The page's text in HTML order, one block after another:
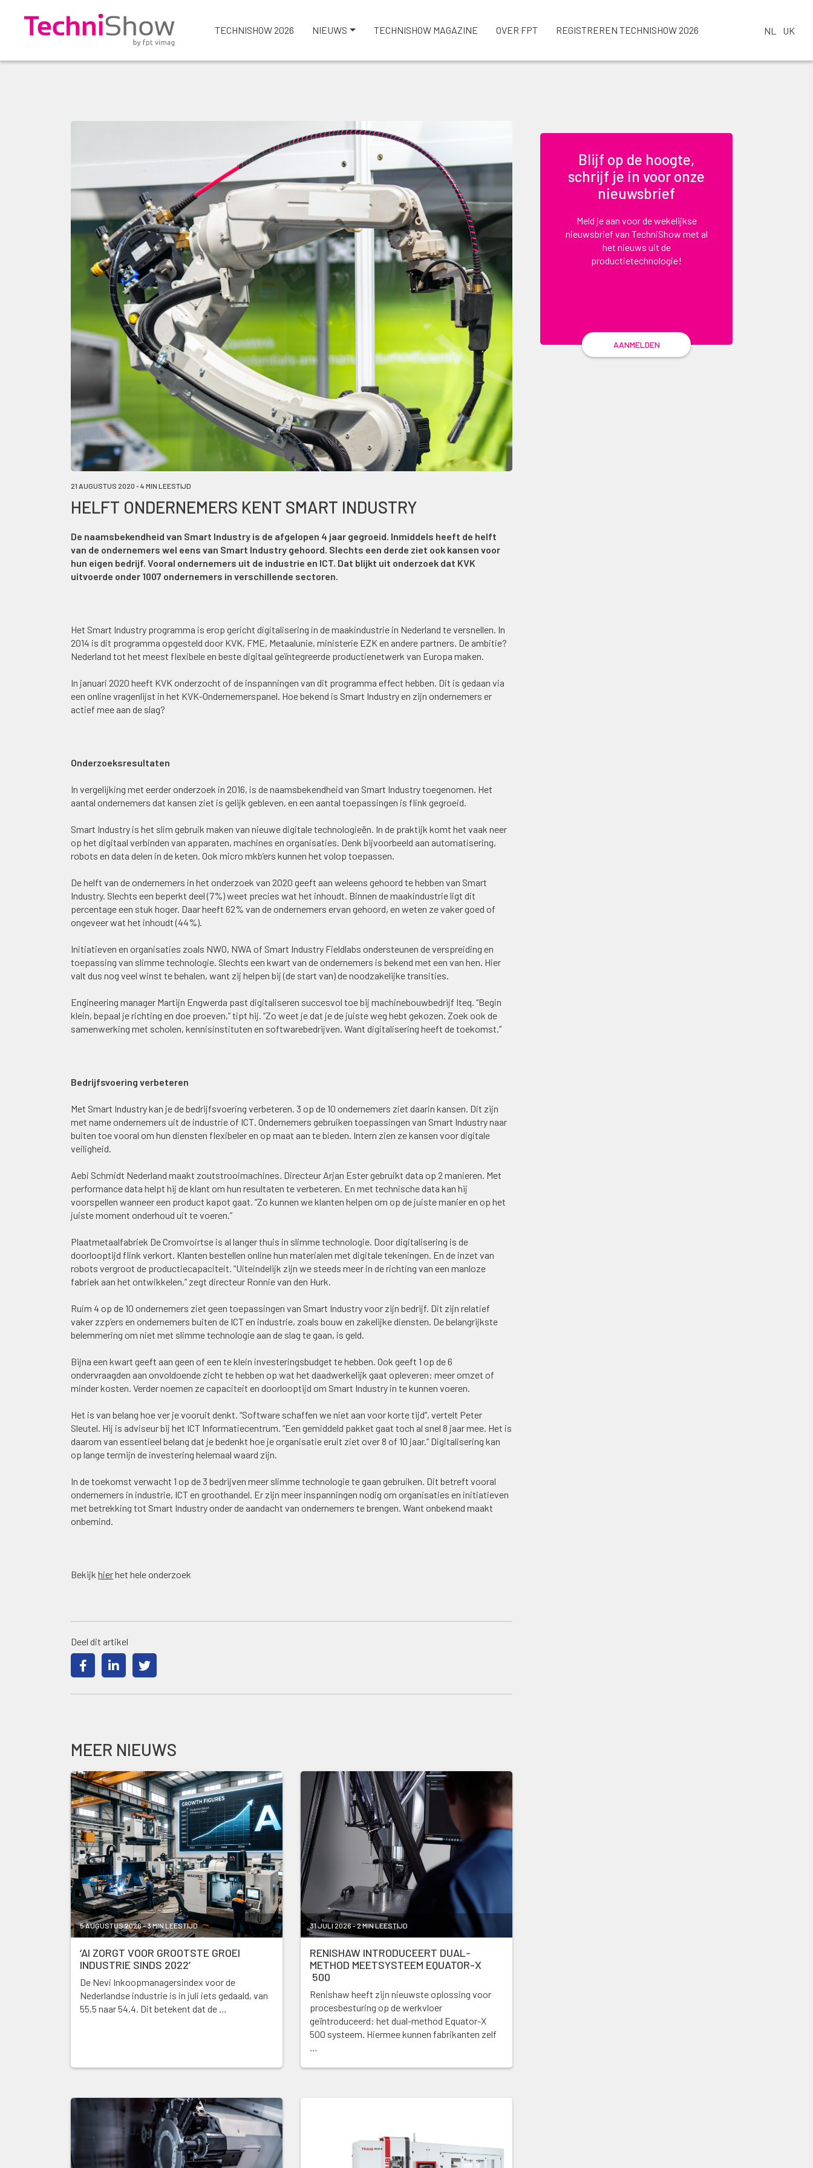
TECHNISHOW 2026 NIEUWS TECHNISHOW MAGAZINE OVER FPT REGISTREREN TECHNISHOW 2026 NL UK
21 AUGUSTUS 2020 - 4 MIN LEESTIJD
HELFT ONDERNEMERS KENT SMART INDUSTRY
De naamsbekendheid van Smart Industry is de afgelopen 4 jaar gegroeid. Inmiddels heeft de helft
van de ondernemers wel eens van Smart Industry gehoord. Slechts een derde ziet ook kansen voor
hun eigen bedrijf. Vooral ondernemers uit de industrie en ICT. Dat blijkt uit onderzoek dat KVK
uitvoerde onder 1007 ondernemers in verschillende sectoren.
Het Smart Industry programma is erop gericht digitalisering in de maakindustrie in Nederland te versnellen. In
2014 is dit programma opgesteld door KVK, FME, Metaalunie, ministerie EZK en andere partners. De ambitie?
Nederland tot het meest flexibele en beste digitaal geïntegreerde productienetwerk van Europa maken.
In januari 2020 heeft KVK onderzocht of de inspanningen van dit programma effect hebben. Dit is gedaan via
een online vragenlijst in het KVK-Ondernemerspanel. Hoe bekend is Smart Industry en zijn ondernemers er
actief mee aan de slag?
Onderzoeksresultaten
In vergelijking met eerder onderzoek in 2016, is de naamsbekendheid van Smart Industry toegenomen. Het
aantal ondernemers dat kansen ziet is gelijk gebleven, en een aantal toepassingen is flink gegroeid.
Smart Industry is het slim gebruik maken van nieuwe digitale technologieën. In de praktijk komt het vaak neer
op het digitaal verbinden van apparaten, machines en organisaties. Denk bijvoorbeeld aan automatisering,
robots en data delen in de keten. Ook micro mkb’ers kunnen het volop toepassen.
De helft van de ondernemers in het onderzoek van 2020 geeft aan weleens gehoord te hebben van Smart
Industry. Slechts een beperkt deel (7%) weet precies wat het inhoudt. Binnen de maakindustrie ligt dit
percentage een stuk hoger. Daar heeft 62% van de ondernemers ervan gehoord, en weten ze vaker goed of
ongeveer wat het inhoudt (44%).
Initiatieven en organisaties zoals NWO, NWA of Smart Industry Fieldlabs ondersteunen de verspreiding en
toepassing van slimme technologie. Slechts een kwart van de ondernemers is bekend met een van hen. Hier
valt dus nog veel winst te behalen, want zij helpen bij (de start van) de noodzakelijke transities.
Engineering manager Martijn Engwerda past digitaliseren succesvol toe bij machinebouwbedrijf Iteq. “Begin
klein, bepaal je richting en doe proeven,” tipt hij. “Zo weet je dat je de juiste weg hebt gekozen. Zoek ook de
samenwerking met scholen, kennisinstituten en softwarebedrijven. Want digitalisering heeft de toekomst.”
Bedrijfsvoering verbeteren
Met Smart Industry kan je de bedrijfsvoering verbeteren. 3 op de 10 ondernemers ziet daarin kansen. Dit zijn
met name ondernemers uit de industrie of ICT. Ondernemers gebruiken toepassingen van Smart Industry naar
buiten toe vooral om hun diensten flexibeler en op maat aan te bieden. Intern zien ze kansen voor digitale
veiligheid.
Aebi Schmidt Nederland maakt zoutstrooimachines. Directeur Arjan Ester gebruikt data op 2 manieren. Met
performance data helpt hij de klant om hun resultaten te verbeteren. En met technische data kan hij
voorspellen wanneer een product kapot gaat. “Zo kunnen we klanten helpen om op de juiste manier en op het
juiste moment onderhoud uit te voeren.”
Plaatmetaalfabriek De Cromvoirtse is al langer thuis in slimme technologie. Door digitalisering is de
doorlooptijd flink verkort. Klanten bestellen online hun materialen met digitale tekeningen. En de inzet van
robots vergroot de productiecapaciteit. “Uiteindelijk zijn we steeds meer in de richting van een manloze
fabriek aan het ontwikkelen,” zegt directeur Ronnie van den Hurk.
Ruim 4 op de 10 ondernemers ziet geen toepassingen van Smart Industry voor zijn bedrijf. Dit zijn relatief
vaker zzp’ers en ondernemers buiten de ICT en industrie, zoals bouw en zakelijke diensten. De belangrijkste
belemmering om niet met slimme technologie aan de slag te gaan, is geld.
Bijna een kwart geeft aan geen of een te klein investeringsbudget te hebben. Ook geeft 1 op de 6
ondervraagden aan onvoldoende zicht te hebben op wat het daadwerkelijk gaat opleveren: meer omzet of
minder kosten. Verder noemen ze capaciteit en doorlooptijd om Smart Industry in te kunnen voeren.
Het is van belang hoe ver je vooruit denkt. “Software schaffen we niet aan voor korte tijd”, vertelt Peter
Sleutel. Hij is adviseur bij het ICT Informatiecentrum. “Een gemiddeld pakket gaat toch al snel 8 jaar mee. Het is
daarom van essentieel belang dat je bedenkt hoe je organisatie eruit ziet over 8 of 10 jaar.” Digitalisering kan
op lange termijn de investering helemaal waard zijn.
In de toekomst verwacht 1 op de 3 bedrijven meer slimme technologie te gaan gebruiken. Dit betreft vooral
ondernemers in industrie, ICT en groothandel. Er zijn meer inspanningen nodig om organisaties en initiatieven
met betrekking tot Smart Industry onder de aandacht van ondernemers te brengen. Want onbekend maakt
onbemind.
Bekijk hierhet hele onderzoek
Deel dit artikel
MEER NIEUWS
5 AUGUSTUS 2026 - 3 MIN LEESTIJD
‘AI ZORGT VOOR GROOTSTE GROEI
INDUSTRIE SINDS 2022’
De Nevi Inkoopmanagersindex voor de
Nederlandse industrie is in juli iets gedaald, van
55,5 naar 54,4. Dit betekent dat de …
31 JULI 2026 - 2 MIN LEESTIJD
RENISHAW INTRODUCEERT DUAL-
METHOD MEETSYSTEEM EQUATOR-X
500
Renishaw heeft zijn nieuwste oplossing voor
procesbesturing op de werkvloer
geïntroduceerd: het dual-method Equator-X
500 systeem. Hiermee kunnen fabrikanten zelf
…
Blijf op de hoogte,
schrijf je in voor onze
nieuwsbrief
Meld je aan voor de wekelijkse
nieuwsbrief van TechniShow met al
het nieuws uit de
productietechnologie!
AANMELDEN